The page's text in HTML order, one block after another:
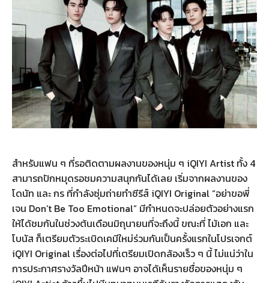
สำหรับแฟน ๆ ที่รอติดตามผลงานของหนุ่ม ๆ iQIYI Artist ทั้ง 4
สามารถปักหมุดรอชมความสนุกกันได้เลย เริ่มจากผลงานของ
โดนัท และ กร ที่กำลังซุ่มถ่ายทำซีรีส์ iQIYI Original “อย่าขอพี่
เจน Don’t Be Too Emotional” มีกำหนดจะปล่อยตัวอย่างแรก
ให้ได้ชมกันในช่วงต้นเดือนมิถุนายนที่จะถึงนี้ ขณะที่ ไม้เอก และ
โบนัส ก็เตรียมตัวระเบิดเคมีใหม่ร่วมกันเป็นครั้งแรกในโปรเจกต์
iQIYI Original เรื่องต่อไปที่เตรียมเปิดกล้องเร็ว ๆ นี้ ไม่แน่ว่าใน
การประกาศรางวัลปีหน้า แฟนๆ อาจได้เห็นรายชื่อของหนุ่ม ๆ